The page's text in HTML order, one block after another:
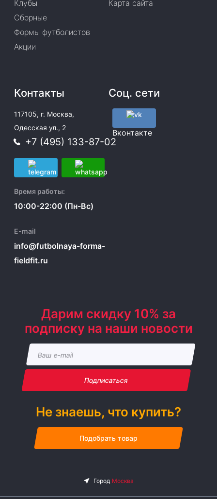
Клубы
Сборные
Формы футболистов
Акции
Карта сайта
Контакты
117105, г. Москва,
Одесская ул., 2
+7 (495) 133-87-02
Время работы:
10:00-22:00 (Пн-Вс)
E-mail
info@futbolnaya-forma-
fieldfit.ru
Соц. сети
Вконтакте
Дарим скидку 10% за
подписку на наши новости
Подписаться
Не знаешь, что купить?
Подобрать товар